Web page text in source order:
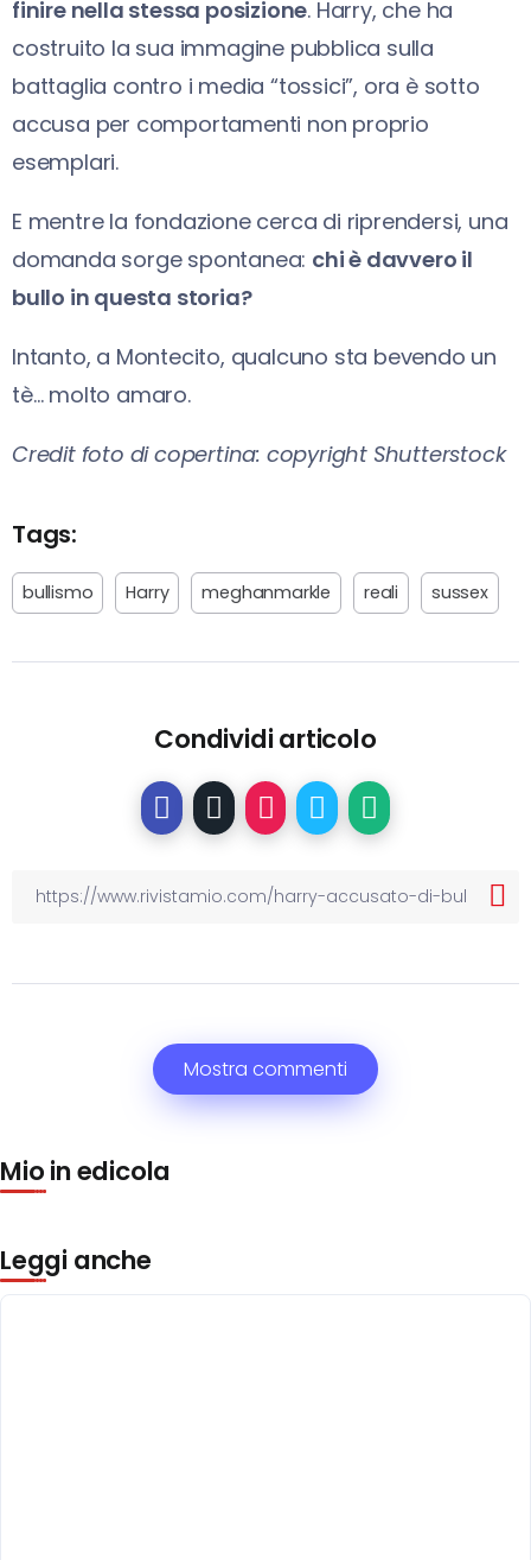
finire nella stessa posizione. Harry, che ha
costruito la sua immagine pubblica sulla
battaglia contro i media “tossici”, ora è sotto
accusa per comportamenti non proprio
esemplari.
E mentre la fondazione cerca di riprendersi, una
domanda sorge spontanea: chi è davvero il
bullo in questa storia?
Intanto, a Montecito, qualcuno sta bevendo un
tè… molto amaro.
Credit foto di copertina: copyright Shutterstock
Tags:
bullismo Harry meghanmarkle reali sussex
Condividi articolo
Mostra commenti
Mio in edicola
Leggi anche